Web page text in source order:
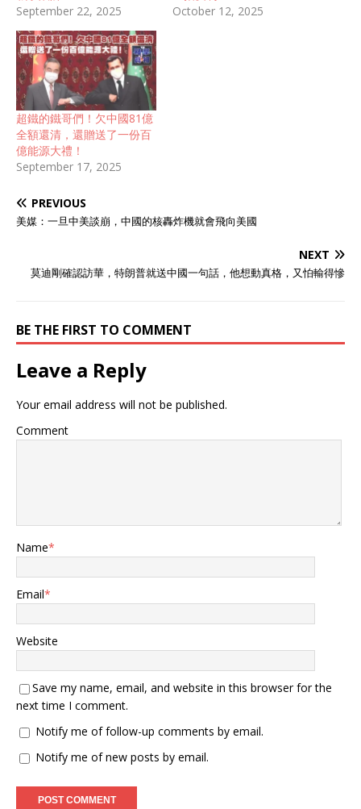
September 22, 2025
October 12, 2025
超鐵的鐵哥們！欠中國81億
全額還清，還贈送了一份百
億能源大禮！
September 17, 2025
PREVIOUS
美媒：一旦中美談崩，中國的核轟炸機就會飛向美國
NEXT
莫迪剛確認訪華，特朗普就送中國一句話，他想動真格，又怕輸得慘
BE THE FIRST TO COMMENT
Leave a Reply
Your email address will not be published.
Comment
Name*
Email*
Website
Save my name, email, and website in this browser for the
next time I comment.
Notify me of follow-up comments by email.
Notify me of new posts by email.